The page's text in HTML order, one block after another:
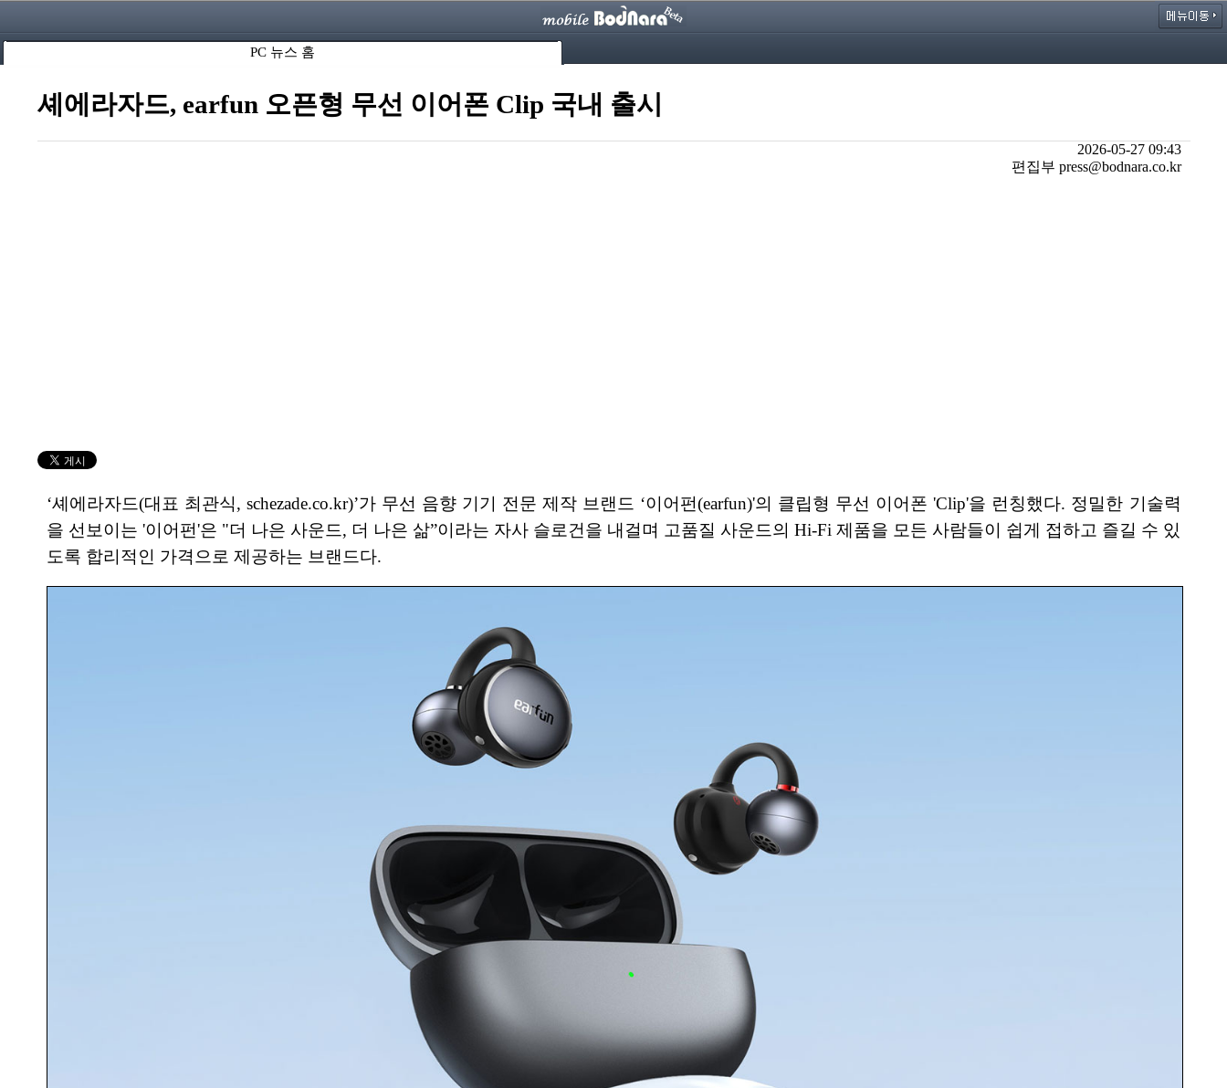
PC 뉴스 홈
셰에라자드, earfun 오픈형 무선 이어폰 Clip 국내 출시
2026-05-27 09:43
편집부 press@bodnara.co.kr
‘셰에라자드(대표 최관식, schezade.co.kr)’가 무선 음향 기기 전문 제작 브랜드 ‘이어펀(earfun)'의 클립형 무선 이어폰 'Clip'을 런칭했다. 정밀한 기술력
을 선보이는 '이어펀'은 "더 나은 사운드, 더 나은 삶”이라는 자사 슬로건을 내걸며 고품질 사운드의 Hi-Fi 제품을 모든 사람들이 쉽게 접하고 즐길 수 있
도록 합리적인 가격으로 제공하는 브랜드다.